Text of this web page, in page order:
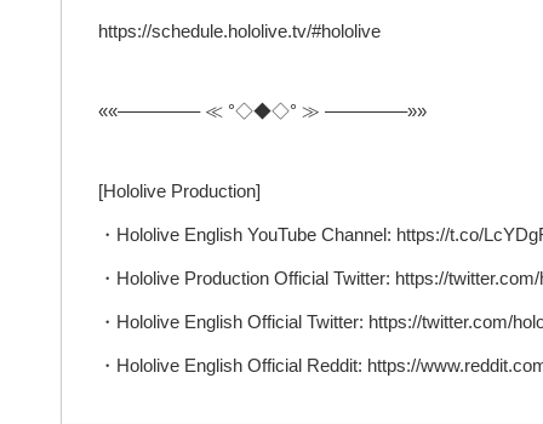
https://schedule.hololive.tv/#hololive
««————– ≪ °◇◆◇° ≫ ————–»»
[Hololive Production]
・Hololive English YouTube Channel: https://t.co/
・Hololive Production Official Twitter: https://
・Hololive English Official Twitter: https://twitter.com/
・Hololive English Official Reddit: https://